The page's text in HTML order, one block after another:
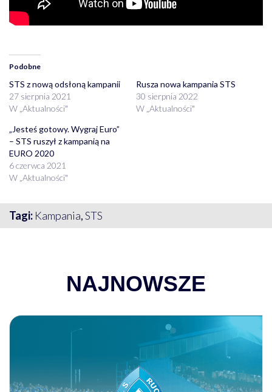
Podobne
STS z nową odsłoną kampanii
27 sierpnia 2021
W „Aktualności"
Rusza nowa kampania STS
30 sierpnia 2022
W „Aktualności"
„Jesteś gotowy. Wygraj Euro”
– STS ruszył z kampanią na
EURO 2020
6 czerwca 2021
W „Aktualności"
Tagi: Kampania,STS
NAJNOWSZE